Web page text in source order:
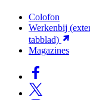
Colofon
Werkenbij
tabblad)
Magazines